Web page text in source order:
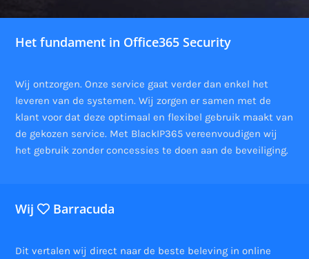
Het fundament in Office365 Security
Wij ontzorgen. Onze service gaat verder dan enkel het
leveren van de systemen. Wij zorgen er samen met de
klant voor dat deze optimaal en flexibel gebruik maakt van
de gekozen service. Met BlackIP365 vereenvoudigen wij
het gebruik zonder concessies te doen aan de beveiliging.
Wij Barracuda
Dit vertalen wij direct naar de beste beleving in online